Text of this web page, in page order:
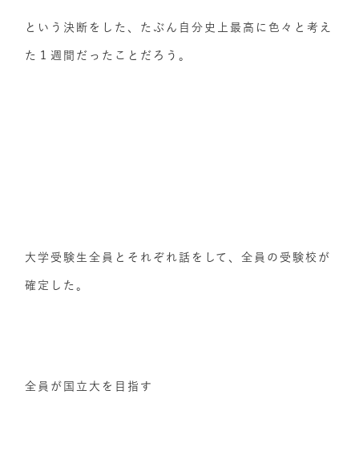
という決断をした、たぶん自分史上最高に色々と考え
た１週間だったことだろう。
大学受験生全員とそれぞれ話をして、全員の受験校が
確定した。
全員が国立大を目指す